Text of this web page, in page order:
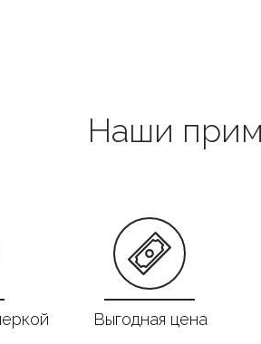
Выгодная цена
Наши